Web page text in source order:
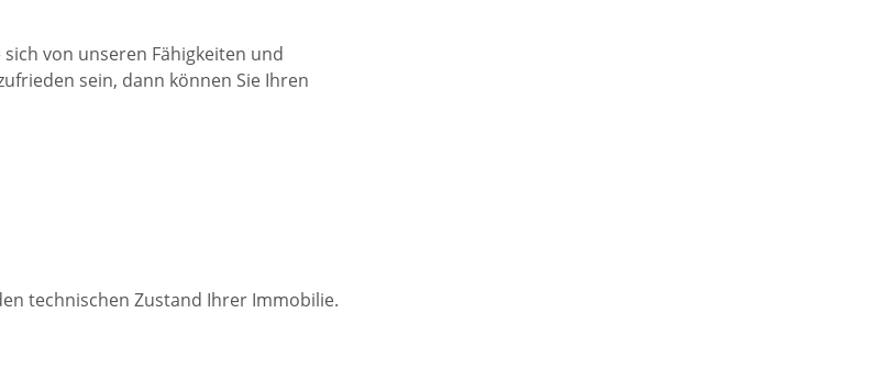
von unseren Fähigkeiten und
sein, dann können Sie Ihren
technischen Zustand Ihrer Immobilie.